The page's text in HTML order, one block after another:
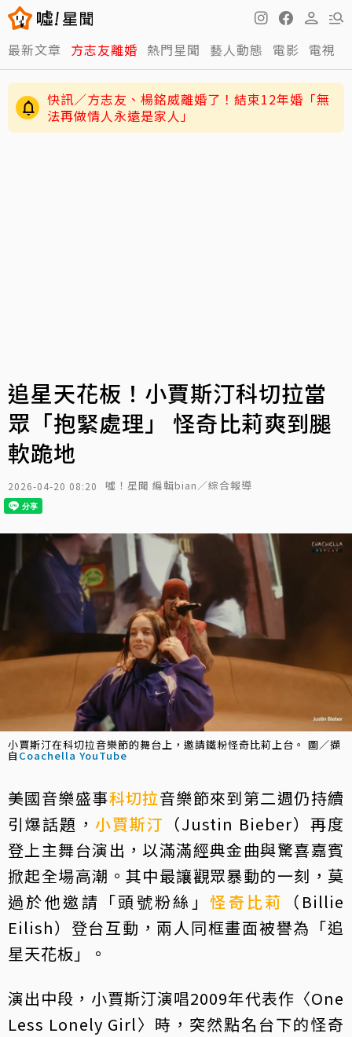
最新文章 方志友離婚 熱門星聞 藝人動態 電影 電視
快訊／方志友、楊銘威離婚了！結束12年婚「無
法再做情人永遠是家人」
追星天花板！小賈斯汀科切拉當
眾「抱緊處理」 怪奇比莉爽到腿
軟跪地
2026-04-20 08:20 噓！星聞 編輯bian／綜合報導
小賈斯汀在科切拉音樂節的舞台上，邀請鐵粉怪奇比莉上台。 圖／擷
自 Coachella YouTube
美國音樂盛事科切拉音樂節來到第二週仍持續
引爆話題， 小賈斯汀 （Justin Bieber）再度
登上主舞台演出，以滿滿經典金曲與驚喜嘉賓
掀起全場高潮。其中最讓觀眾暴動的一刻，莫
過於他邀請「頭號粉絲」怪奇比莉
（Billie
Eilish）登台互動，兩人同框畫面被譽為「追
星天花板」。
演出中段，小賈斯汀演唱2009年代表作〈One
Less Lonely Girl〉時，突然點名台下的怪奇